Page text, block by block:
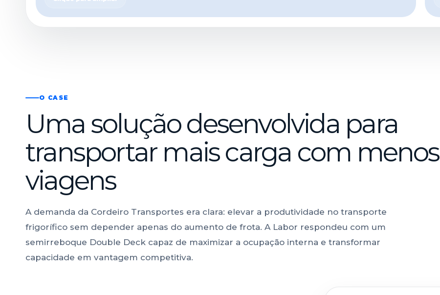
O CASE
Uma solução desenvolvida para
transportar mais carga com menos
viagens
A demanda da Cordeiro Transportes era clara: elevar a produtividade no transporte
frigorífico sem depender apenas do aumento de frota. A Labor respondeu com um
semirreboque Double Deck capaz de maximizar a ocupação interna e transformar
capacidade em vantagem competitiva.